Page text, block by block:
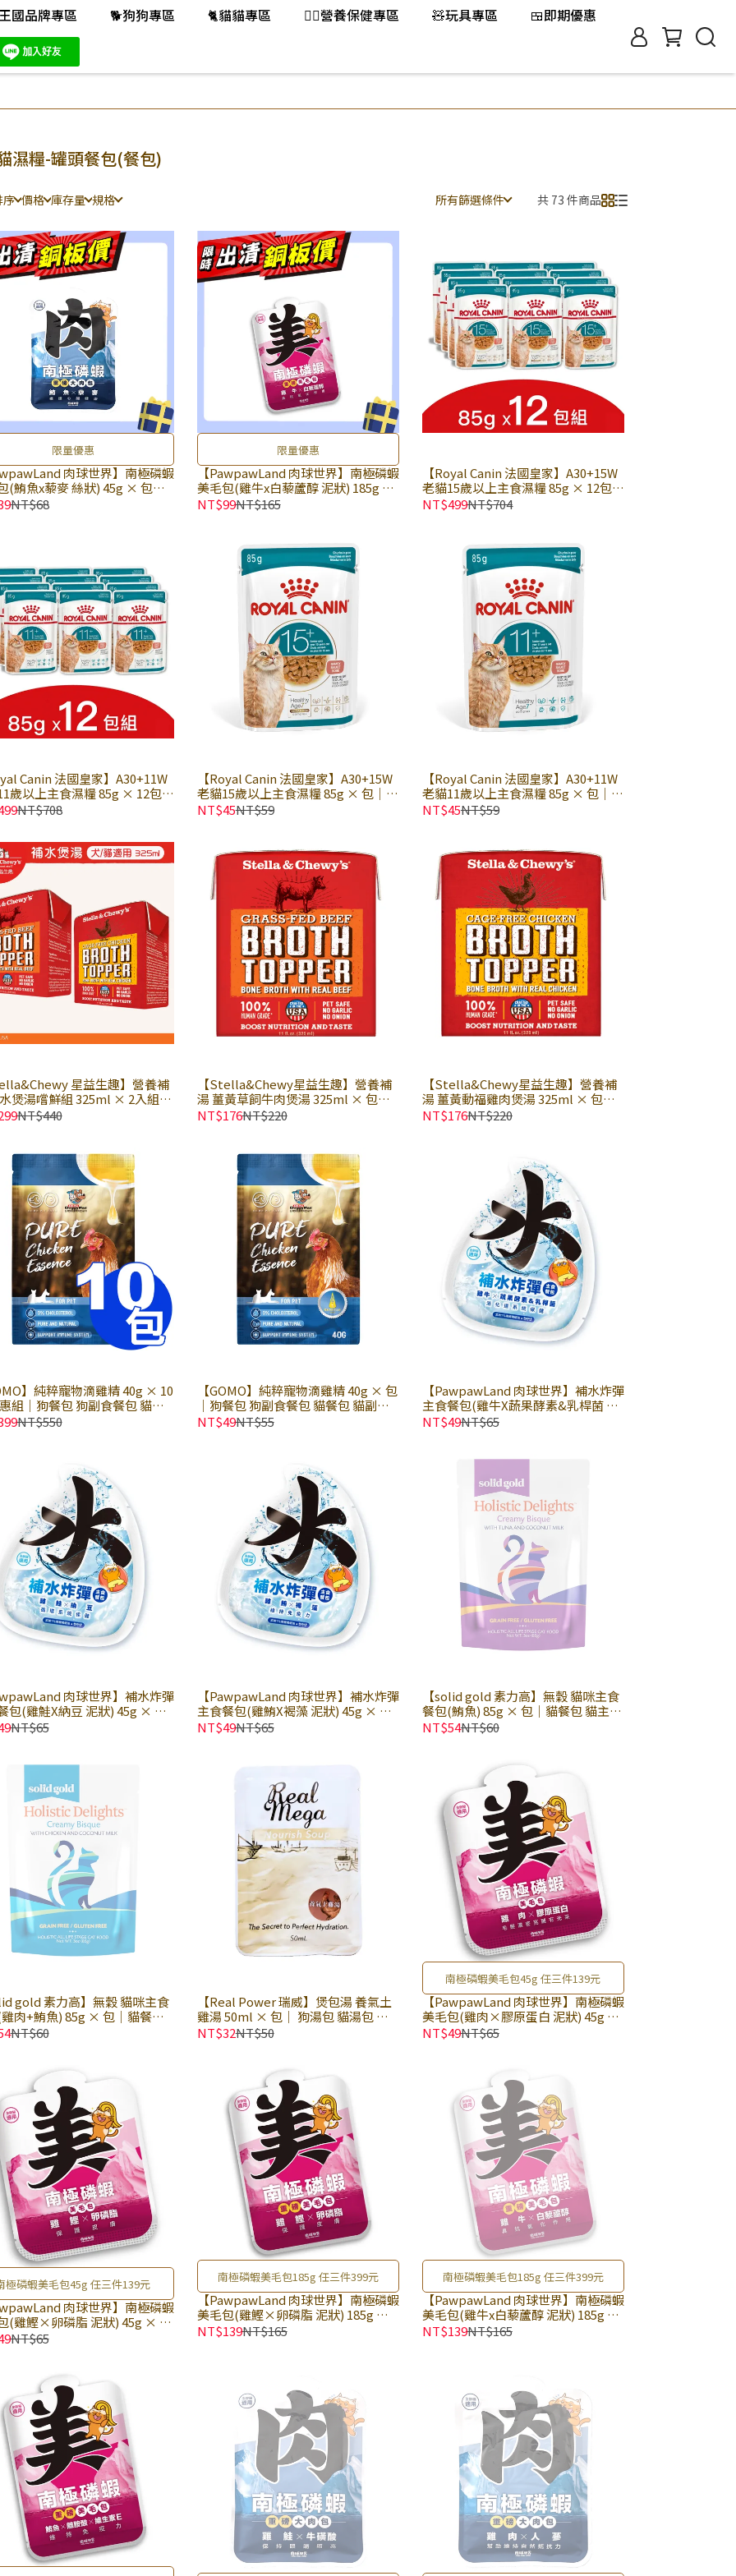
國品牌專區 🐕️狗狗專區 🐈️貓貓專區 👨‍⚕️營養保健專區 🧸玩具專區
🍱即期優惠
濕糧-罐頭餐包(餐包)
序 價格 庫存量 規格 所有篩選條件 共 73 件商品
限量優惠
肉球世界】南極磷蝦
(鮪魚x藜麥 絲狀) 45g × 包｜
20261123) 貓餐包 貓咪主食餐
NT$68
限量優惠
【PawpawLand 肉球世界】南極磷蝦
美毛包(雞牛x白藜蘆醇 泥狀) 185g ×
包｜(廠效期20260929) 貓餐包 貓咪主
NT$99NT$165
【Royal Canin 法國皇家】A30+15W
老貓15歲以上主食濕糧 85g × 12包組
｜貓主食餐包 貓主食罐 熟齡 老貓餐
NT$499NT$704
Canin 法國皇家】A30+11W
歲以上主食濕糧 85g × 12包組
食餐包 貓主食罐 熟齡 老貓餐
NT$708
【Royal Canin 法國皇家】A30+15W
老貓15歲以上主食濕糧 85g × 包｜貓
主食餐包 貓主食罐 熟齡 老貓餐包 皇
NT$45NT$59
【Royal Canin 法國皇家】A30+11W
老貓11歲以上主食濕糧 85g × 包｜貓
主食餐包 貓主食罐 熟齡 老貓餐包 皇
NT$45NT$59
星益生趣】營養補
湯嚐鮮組 325ml × 2入組｜
包 美味補水 全齡犬貓適用
NT$440
【Stella&Chewy星益生趣】營養補
湯 薑黃草飼牛肉煲湯 325ml × 包｜
寵物湯包 美味補水 全齡犬貓適用
NT$176NT$220
【Stella&Chewy星益生趣】營養補
湯 薑黃動福雞肉煲湯 325ml × 包｜
寵物湯包 美味補水 全齡犬貓適用
NT$176NT$220
】純粹寵物滴雞精 40g × 10
組｜狗餐包 狗副食餐包 貓餐
食餐包 犬貓營養補給 全齡犬
｜DoggyMan 多格漫
NT$550
【GOMO】純粹寵物滴雞精 40g × 包
｜狗餐包 狗副食餐包 貓餐包 貓副食
餐包 犬貓營養補給 全齡犬貓適用｜
DoggyMan 多格漫
NT$49NT$55
【PawpawLand 肉球世界】補水炸彈
主食餐包(雞牛X蔬果酵素&乳桿菌 泥
狀) 45g × 包｜貓餐包 貓主食餐包 全
齡貓適用｜完美鈣磷比 不愛喝水貓貓
NT$49NT$65
肉球世界】補水炸彈
包(雞鮭X納豆 泥狀) 45g × 包
包 貓主食餐包 全齡貓適用｜完
比 不愛喝水貓貓新選擇
NT$65
【PawpawLand 肉球世界】補水炸彈
主食餐包(雞鮪X褐藻 泥狀) 45g × 包
｜貓餐包 貓主食餐包 全齡貓適用｜完
美鈣磷比 不愛喝水貓貓新選擇
NT$49NT$65
【solid gold 素力高】無穀 貓咪主食
餐包(鮪魚) 85g × 包｜貓餐包 貓主食
餐包 無穀餐包
NT$54NT$60
gold 素力高】無穀 貓咪主食
肉+鮪魚) 85g × 包｜貓餐包
餐包 無穀餐包
NT$60
【Real Power 瑞威】煲包湯 養氣土
雞湯 50ml × 包｜ 狗湯包 貓湯包 犬
貓湯包｜低磷鎂含量 健康無負擔 特選
NT$32NT$50
南極磷蝦美毛包45g 任三件139元
【PawpawLand 肉球世界】南極磷蝦
美毛包(雞肉×膠原蛋白 泥狀) 45g ×
包｜貓餐包 貓咪主食餐包 全齡貓主食
NT$49NT$65
極磷蝦美毛包45g 任三件139元
肉球世界】南極磷蝦
(雞鰹×卵磷脂 泥狀) 45g × 包
包 貓咪主食餐包 全齡貓主食餐
NT$65
南極磷蝦美毛包185g 任三件399元
【PawpawLand 肉球世界】南極磷蝦
美毛包(雞鰹×卵磷脂 泥狀) 185g ×
包｜貓餐包 貓咪主食餐包 全齡貓主食
NT$139NT$165
南極磷蝦美毛包185g 任三件399元
【PawpawLand 肉球世界】南極磷蝦
美毛包(雞牛x白藜蘆醇 泥狀) 185g ×
包｜貓餐包 貓咪主食餐包 全齡貓主食
NT$139NT$165